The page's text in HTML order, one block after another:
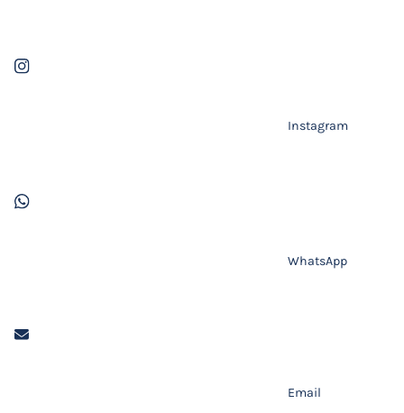
Instagram
WhatsApp
Email